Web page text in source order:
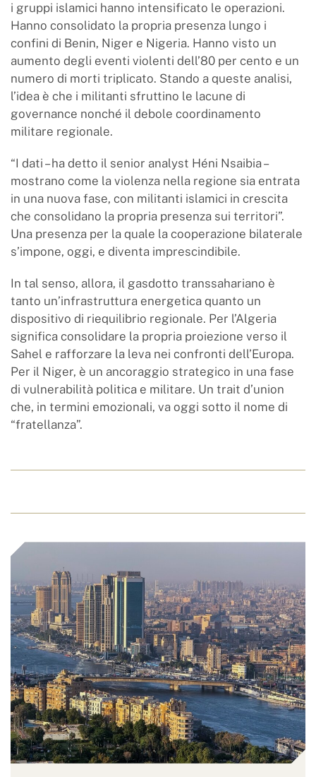
i gruppi islamici hanno intensificato le operazioni.
Hanno consolidato la propria presenza lungo i
confini di Benin, Niger e Nigeria. Hanno visto un
aumento degli eventi violenti dell’80 per cento e un
numero di morti triplicato. Stando a queste analisi,
l’idea è che i militanti sfruttino le lacune di
governance nonché il debole coordinamento
militare regionale.
“I dati – ha detto il senior analyst Héni Nsaibia –
mostrano come la violenza nella regione sia entrata
in una nuova fase, con militanti islamici in crescita
che consolidano la propria presenza sui territori”.
Una presenza per la quale la cooperazione bilaterale
s’impone, oggi, e diventa imprescindibile.
In tal senso, allora, il gasdotto transsahariano è
tanto un’infrastruttura energetica quanto un
dispositivo di riequilibrio regionale. Per l’Algeria
significa consolidare la propria proiezione verso il
Sahel e rafforzare la leva nei confronti dell’Europa.
Per il Niger, è un ancoraggio strategico in una fase
di vulnerabilità politica e militare. Un trait d’union
che, in termini emozionali, va oggi sotto il nome di
“fratellanza”.